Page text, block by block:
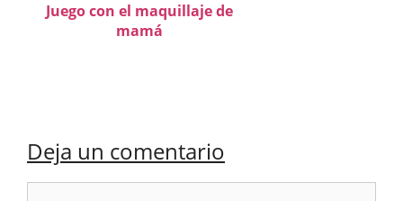
Juego con el maquillaje de
mamá
Deja un comentario